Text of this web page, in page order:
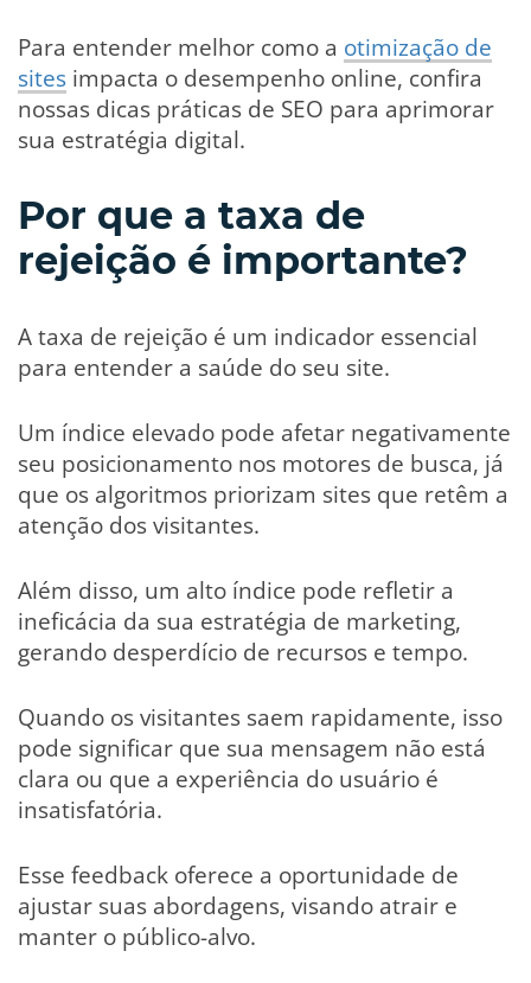
Para entender melhor como a otimização de
sites impacta o desempenho online, confira
nossas dicas práticas de SEO para aprimorar
sua estratégia digital.
Por que a taxa de
rejeição é importante?
A taxa de rejeição é um indicador essencial
para entender a saúde do seu site.
Um índice elevado pode afetar negativamente
seu posicionamento nos motores de busca, já
que os algoritmos priorizam sites que retêm a
atenção dos visitantes.
Além disso, um alto índice pode refletir a
ineficácia da sua estratégia de marketing,
gerando desperdício de recursos e tempo.
Quando os visitantes saem rapidamente, isso
pode significar que sua mensagem não está
clara ou que a experiência do usuário é
insatisfatória.
Esse feedback oferece a oportunidade de
ajustar suas abordagens, visando atrair e
manter o público-alvo.